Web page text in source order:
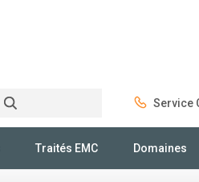
Service
Traités EMC Domaines